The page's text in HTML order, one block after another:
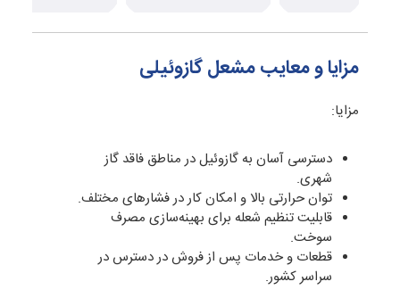
مزایا و معایب مشعل گازوئیلی
مزایا:
دسترسی آسان به گازوئیل در مناطق فاقد گاز
شهری.
توان حرارتی بالا و امکان کار در فشارهای مختلف.
قابلیت تنظیم شعله برای بهینه‌سازی مصرف
سوخت.
قطعات و خدمات پس از فروش در دسترس در
سراسر کشور.